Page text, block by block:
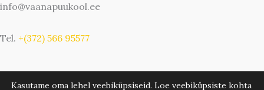
info@vaanapuukool.ee
Tel. +(372) 566 95577
Kasutame oma lehel veebiküpsiseid. Loe veebiküpsiste kohta